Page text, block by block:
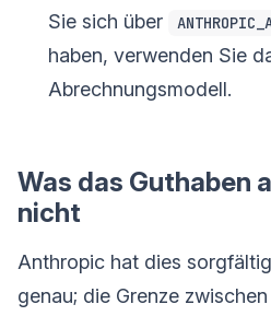
Sie sich über
haben, verwenden Sie
Abrechnungsmodell.
Was das Guthaben
nicht
Anthropic hat dies
genau; die Grenze